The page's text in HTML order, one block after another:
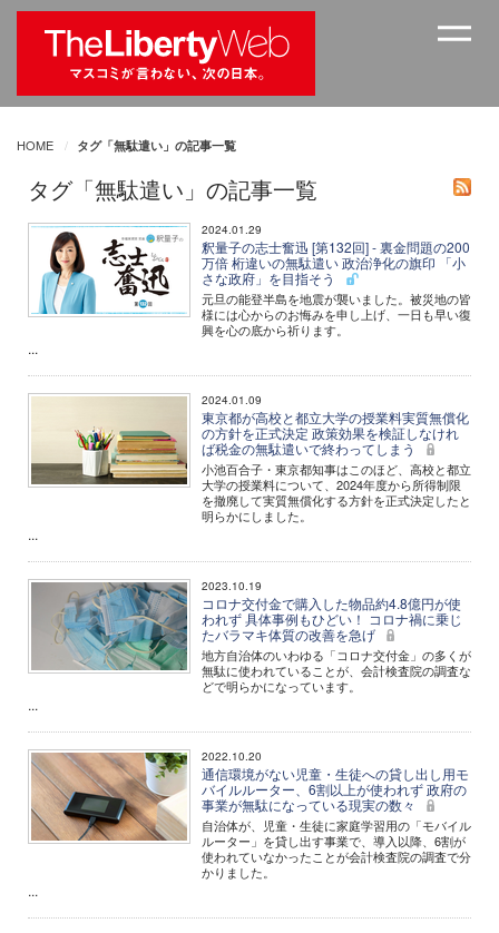
HOME タグ「無駄遣い」の記事一覧
タグ「無駄遣い」の記事一覧
2024.01.29
釈量子の志士奮迅 [第132回] - 裏金問題の200
万倍 桁違いの無駄遣い 政治浄化の旗印 「小
さな政府」を目指そう
元旦の能登半島を地震が襲いました。被災地の皆
様には心からのお悔みを申し上げ、一日も早い復
興を心の底から祈ります。
...
2024.01.09
東京都が高校と都立大学の授業料実質無償化
の方針を正式決定 政策効果を検証しなけれ
ば税金の無駄遣いで終わってしまう
小池百合子・東京都知事はこのほど、高校と都立
大学の授業料について、2024年度から所得制限
を撤廃して実質無償化する方針を正式決定したと
明らかにしました。
...
2023.10.19
コロナ交付金で購入した物品約4.8億円が使
われず 具体事例もひどい！ コロナ禍に乗じ
たバラマキ体質の改善を急げ
地方自治体のいわゆる「コロナ交付金」の多くが
無駄に使われていることが、会計検査院の調査な
どで明らかになっています。
...
2022.10.20
通信環境がない児童・生徒への貸し出し用モ
バイルルーター、6割以上が使われず 政府の
事業が無駄になっている現実の数々
自治体が、児童・生徒に家庭学習用の「モバイル
ルーター」を貸し出す事業で、導入以降、6割が
使われていなかったことが会計検査院の調査で分
かりました。
...